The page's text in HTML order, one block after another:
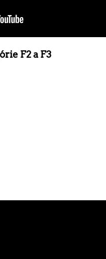
F2 a F3